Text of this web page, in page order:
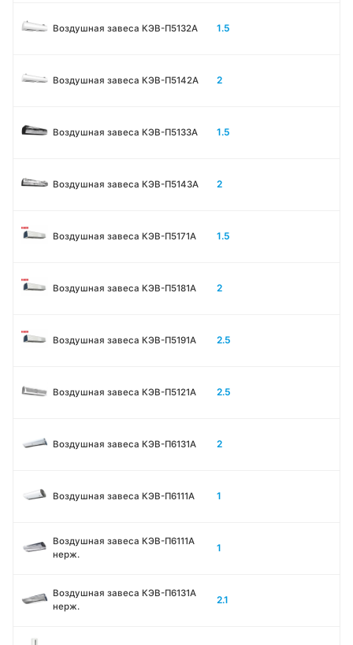
Воздушная завеса КЭВ-П5132А 1.5
Воздушная завеса КЭВ-П5142А 2
Воздушная завеса КЭВ-П5133A 1.5
Воздушная завеса КЭВ-П5143A 2
Воздушная завеса КЭВ-П5171А 1.5
Воздушная завеса КЭВ-П5181А 2
Воздушная завеса КЭВ-П5191А 2.5
Воздушная завеса КЭВ-П5121А 2.5
Воздушная завеса КЭВ-П6131A 2
Воздушная завеса КЭВ-П6111A 1
Воздушная завеса КЭВ-П6111A
нерж.
1
Воздушная завеса КЭВ-П6131A
нерж.
2.1